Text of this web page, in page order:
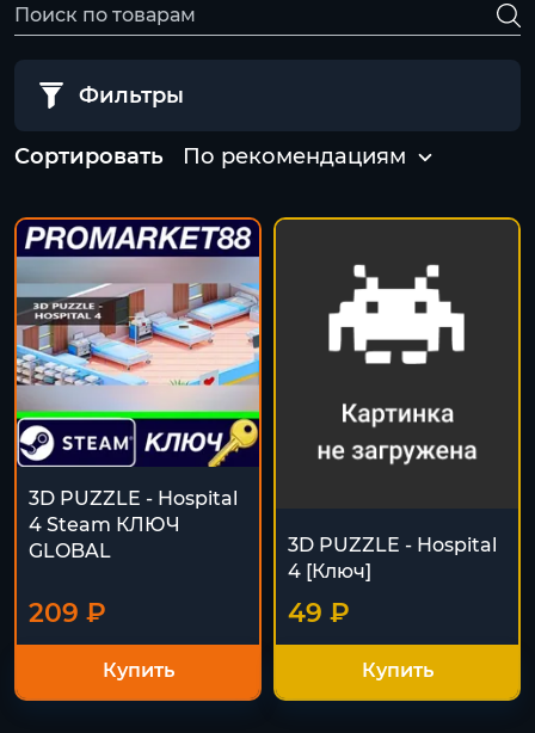
Фильтры
Сортировать По рекомендациям
3D PUZZLE - Hospital
4 Steam КЛЮЧ
GLOBAL
209 ₽
Купить
3D PUZZLE - Hospital
4 [Ключ]
49 ₽
Купить